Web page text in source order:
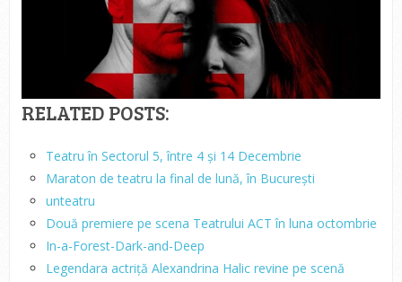
RELATED POSTS:
Teatru în Sectorul 5, între 4 și 14 Decembrie
Maraton de teatru la final de lună, în București
unteatru
Două premiere pe scena Teatrului ACT în luna octombrie
In-a-Forest-Dark-and-Deep
Legendara actriță Alexandrina Halic revine pe scenă